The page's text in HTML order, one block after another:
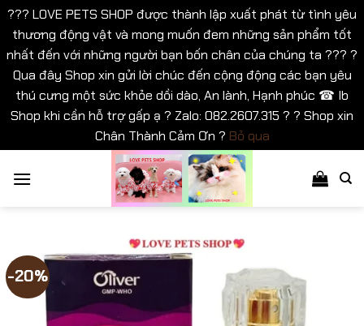
??? LOVE PETS SHOP được thành lập xuất phát từ tình yêu
thương động vật và mong muốn đem những sản phẩm tốt
nhất đến với những người bạn bốn chân của chúng ta ??? ?
Qua đây Shop xin gửi lời chúc đến cộng động các bạn yêu
thú cưng một sức khỏe dồi dào, An lành, Hạnh phúc ☎ Ib
Shop khi cần hỗ trợ gấp ạ ? Zalo: 082.2607.315 ? ? Shop xin
Chân Thành Cảm Ơn ? Bỏ qua
qua
-20%